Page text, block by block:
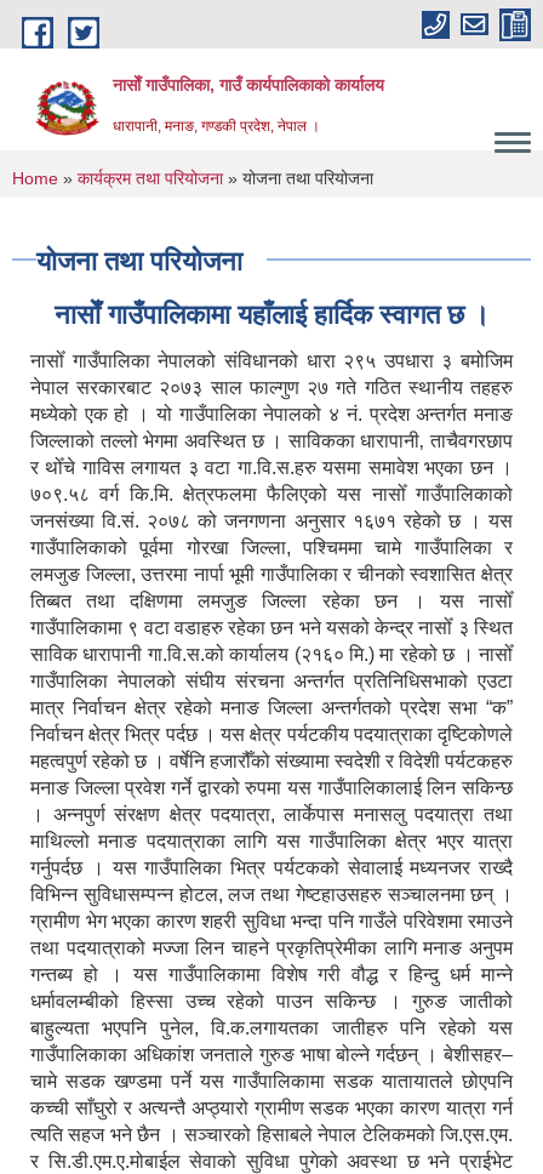
Skip to main content
नासाेँ गाउँपालिका, गाउँ कार्यपालिकाकाे कार्यालय
धारापानी, मनाङ, गण्डकी प्रदेश, नेपाल ।
You are here
Home » कार्यक्रम तथा परियोजना» योजना तथा परियोजना
योजना तथा परियोजना
नासाेँ गाउँपालिकामा यहाँलाई हार्दिक स्वागत छ ।
नासोँ गाउँपालिका नेपालको संविधानको धारा २९५ उपधारा ३ बमोजिम
नेपाल सरकारबाट २०७३ साल फाल्गुण २७ गते गठित स्थानीय तहहरु
मध्येको एक हो । यो गाउँपालिका नेपालको ४ नं. प्रदेश अन्तर्गत मनाङ
जिल्लाको तल्लो भेगमा अवस्थित छ । साविकका धारापानी‚ ताचैवगरछाप
र थोँचे गाविस लगायत ३ वटा गा.वि.स.हरु यसमा समावेश भएका छन ।
७०९.५८ वर्ग कि.मि. क्षेत्रफलमा फैलिएको यस नासोँ गाउँपालिकाको
जनसंख्या वि.सं. २०७८ को जनगणना अनुसार १६७१ रहेको छ । यस
गाउँपालिकाको पूर्वमा गोरखा जिल्ला, पश्चिममा चामे गाउँपालिका र
लमजुङ जिल्ला, उत्तरमा नार्पा भूमी गाउँपालिका र चीनको स्वशासित क्षेत्र
तिब्बत तथा दक्षिणमा लमजुङ जिल्ला रहेका छन । यस नासोँ
गाउँपालिकामा ९ वटा वडाहरु रहेका छन भने यसको केन्द्र नासोँ ३ स्थित
साविक धारापानी गा.वि.स.को कार्यालय (२१६० मि.) मा रहेको छ । नासोँ
गाउँपालिका नेपालको संघीय संरचना अन्तर्गत प्रतिनिधिसभाको एउटा
मात्र निर्वाचन क्षेत्र रहेको मनाङ जिल्ला अन्तर्गतको प्रदेश सभा “क”
निर्वाचन क्षेत्र भित्र पर्दछ । यस क्षेत्र पर्यटकीय पदयात्राका दृष्टिकोणले
महत्वपुर्ण रहेको छ । वर्षेनि हजारौँको संख्यामा स्वदेशी र विदेशी पर्यटकहरु
मनाङ जिल्ला प्रवेश गर्ने द्वारको रुपमा यस गाउँपालिकालाई लिन सकिन्छ
। अन्नपुर्ण संरक्षण क्षेत्र पदयात्रा, लार्केपास मनासलु पदयात्रा तथा
माथिल्लो मनाङ पदयात्राका लागि यस गाउँपालिका क्षेत्र भएर यात्रा
गर्नुपर्दछ । यस गाउँपालिका भित्र पर्यटकको सेवालाई मध्यनजर राख्दै
विभिन्न सुविधासम्पन्न होटल, लज तथा गेष्टहाउसहरु सञ्चालनमा छन् ।
ग्रामीण भेग भएका कारण शहरी सुविधा भन्दा पनि गाउँले परिवेशमा रमाउने
तथा पदयात्राको मज्जा लिन चाहने प्रकृतिप्रेमीका लागि मनाङ अनुपम
गन्तब्य हो । यस गाउँपालिकामा विशेष गरी वौद्ध र हिन्दु धर्म मान्ने
धर्मावलम्बीको हिस्सा उच्च रहेको पाउन सकिन्छ । गुरुङ जातीको
बाहुल्यता भएपनि पुनेल, वि.क.लगायतका जातीहरु पनि रहेको यस
गाउँपालिकाका अधिकांश जनताले गुरुङ भाषा बोल्ने गर्दछन् । बेशीसहर–
चामे सडक खण्डमा पर्ने यस गाउँपालिकामा सडक यातायातले छोएपनि
कच्ची साँघुरो र अत्यन्तै अप्ठ्यारो ग्रामीण सडक भएका कारण यात्रा गर्न
त्यति सहज भने छैन । सञ्चारको हिसाबले नेपाल टेलिकमको जि.एस.एम.
र सि.डी.एम.ए.मोबाईल सेवाको सुविधा पुगेको अवस्था छ भने प्राईभेट